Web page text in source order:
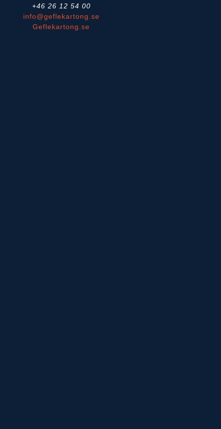
+46 26 12 54 00
info@geflekartong.se
Geflekartong.se